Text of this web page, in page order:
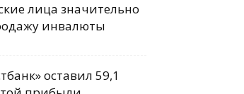
лица значительно
инвалюты
оставил 59,1